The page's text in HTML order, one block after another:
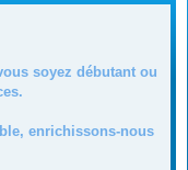
soyez débutant ou
enrichissons-nous